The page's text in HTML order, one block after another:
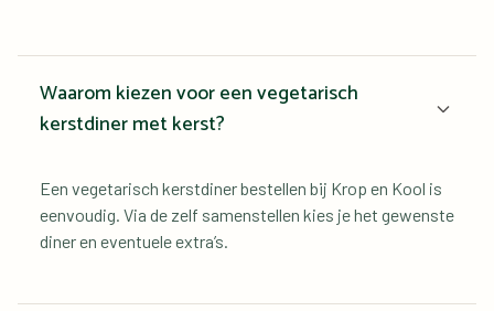
Waarom kiezen voor een vegetarisch
kerstdiner met kerst?
Een vegetarisch kerstdiner bestellen bij Krop en Kool is
eenvoudig. Via de zelf samenstellen kies je het gewenste
diner en eventuele extra’s.